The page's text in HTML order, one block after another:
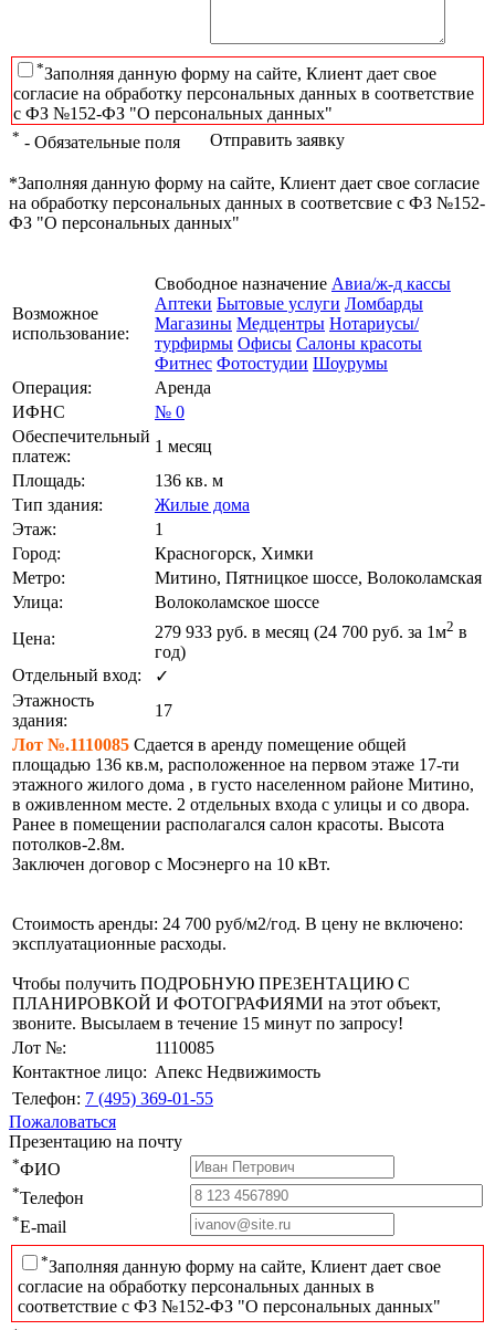
*Заполняя данную форму на сайте, Клиент дает свое
согласие на обработку персональных данных в соответствие
с ФЗ №152-ФЗ "О персональных данных"
* - Обязательные поля Отправить заявку
*Заполняя данную форму на сайте, Клиент дает свое согласие
на обработку персональных данных в соответсвие с ФЗ №152-
ФЗ "О персональных данных"
Возможное
использование:
Свободное назначение Авиа/ж-д кассы
Аптеки Бытовые услуги Ломбарды
Магазины Медцентры Нотариусы/
турфирмы Офисы Салоны красоты
Фитнес Фотостудии Шоурумы
Операция:
Аренда
ИФНС
№ 0
Обеспечительный
платеж:
1 месяц
Площадь:
136 кв. м
Тип здания:
Жилые дома
Этаж:
1
Город:
Красногорск, Химки
Метро:
Митино, Пятницкое шоссе, Волоколамская
Улица:
Волоколамское шоссе
Цена:
279 933 руб. в месяц (24 700 руб. за 1м2 в
год)
Отдельный вход:
✓
Этажность
здания:
17
Лот №.1110085 Сдается в аренду помещение общей
площадью 136 кв.м, расположенное на первом этаже 17-ти
этажного жилого дома , в густо населенном районе Митино,
в оживленном месте. 2 отдельных входа с улицы и со двора.
Ранее в помещении располагался салон красоты. Высота
потолков-2.8м.
Заключен договор с Мосэнерго на 10 кВт.
Стоимость аренды: 24 700 руб/м2/год. В цену не включено:
эксплуатационные расходы.
Чтобы получить ПОДРОБНУЮ ПРЕЗЕНТАЦИЮ С
ПЛАНИРОВКОЙ И ФОТОГРАФИЯМИ на этот объект,
звоните. Высылаем в течение 15 минут по запросу!
Лот №:
1110085
Контактное лицо: Апекс Недвижимость
Телефон: 7 (495) 369-01-55
Пожаловаться
Презентацию на почту
*ФИО
*Телефон
*E-mail
*Заполняя данную форму на сайте, Клиент дает свое
согласие на обработку персональных данных в
соответствие с ФЗ №152-ФЗ "О персональных данных"